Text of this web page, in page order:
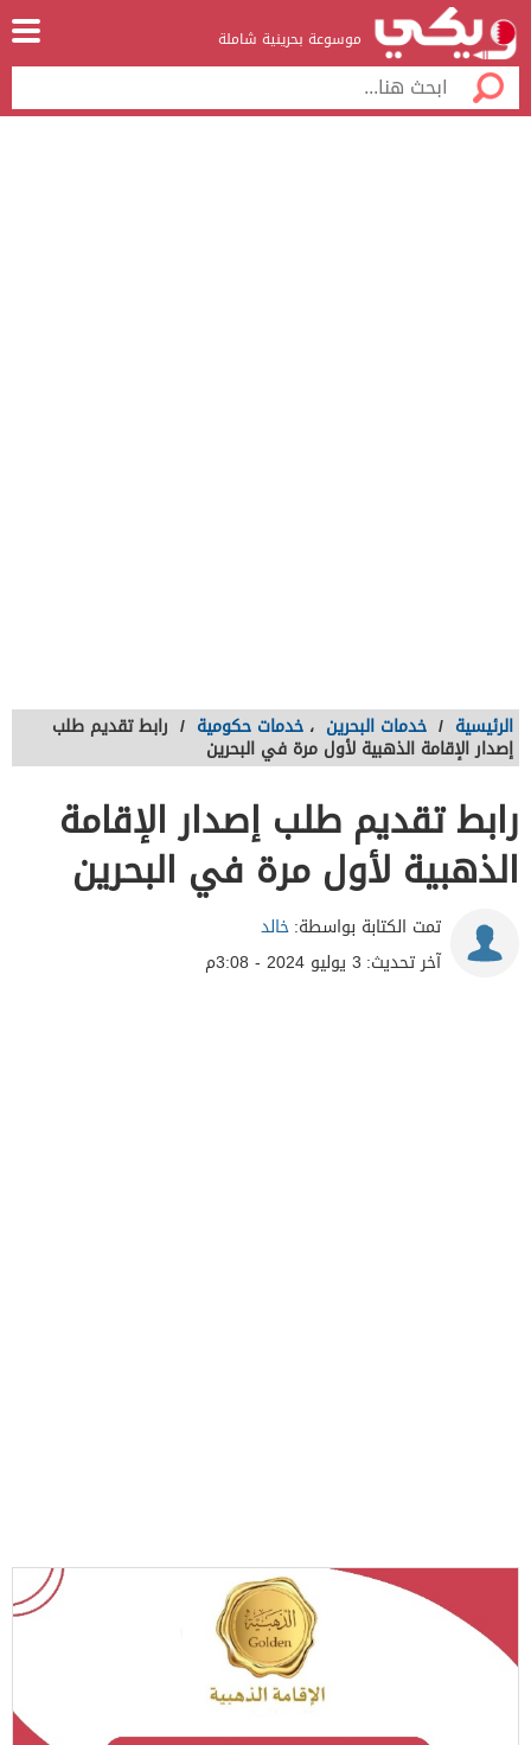
موسوعة بحرينية شاملة
الرئيسية / خدمات البحرين ، خدمات حكومية / رابط تقديم طلب
إصدار الإقامة الذهبية لأول مرة في البحرين
رابط تقديم طلب إصدار الإقامة
الذهبية لأول مرة في البحرين
تمت الكتابة بواسطة:خالد
آخر تحديث: 3 يوليو 2024 - 3:08م